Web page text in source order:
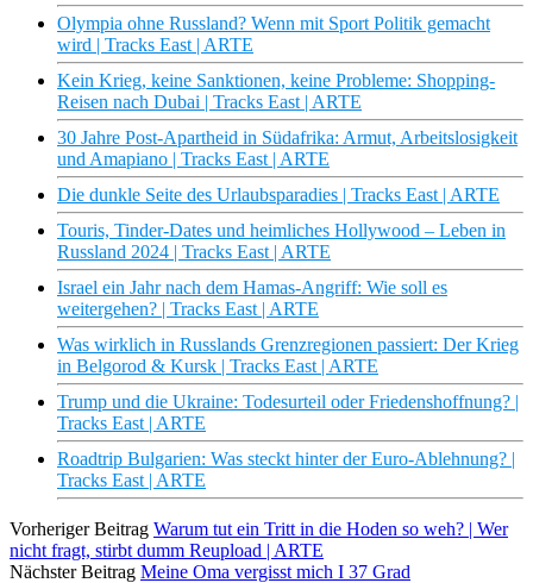
Olympia ohne Russland? Wenn mit Sport Politik gemacht
wird | Tracks East | ARTE
Kein Krieg, keine Sanktionen, keine Probleme: Shopping-
Reisen nach Dubai | Tracks East | ARTE
30 Jahre Post-Apartheid in Südafrika: Armut, Arbeitslosigkeit
und Amapiano | Tracks East | ARTE
Die dunkle Seite des Urlaubsparadies | Tracks East | ARTE
Touris, Tinder-Dates und heimliches Hollywood – Leben in
Russland 2024 | Tracks East | ARTE
Israel ein Jahr nach dem Hamas-Angriff: Wie soll es
weitergehen? | Tracks East | ARTE
Was wirklich in Russlands Grenzregionen passiert: Der Krieg
in Belgorod & Kursk | Tracks East | ARTE
Trump und die Ukraine: Todesurteil oder Friedenshoffnung? |
Tracks East | ARTE
Roadtrip Bulgarien: Was steckt hinter der Euro-Ablehnung? |
Tracks East | ARTE
Vorheriger Beitrag Warum tut ein Tritt in die Hoden so weh? | Wer
nicht fragt, stirbt dumm Reupload | ARTE
Nächster Beitrag Meine Oma vergisst mich I 37 Grad